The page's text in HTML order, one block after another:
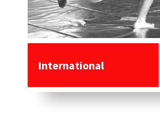
International